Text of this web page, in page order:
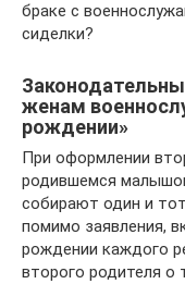
браке с
сиделки?
женам
рождении»
При оформлении
родившемся
собирают один и
помимо заявления,
рождении каждого
второго родителя о